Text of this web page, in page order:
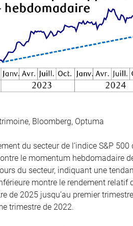
Bloomberg, Optuma
du secteur de l’indice S&P
le momentum hebdomadaire
du secteur, indiquant une
montre le rendement
de 2025 jusqu’au premier
trimestre de 2022.